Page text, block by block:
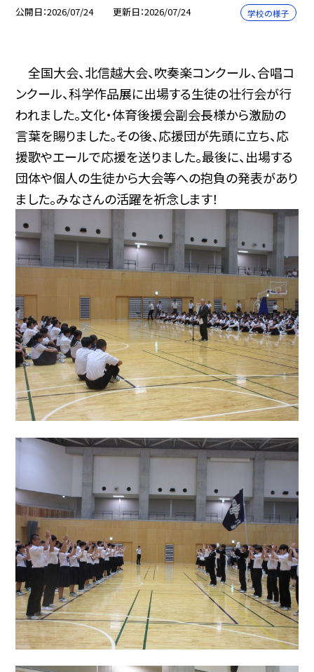
公開日 2026/07/24 更新日 2026/07/24 学校の様子
全国大会、北信越大会、吹奏楽コンクール、合唱コ
ンクール、科学作品展に出場する生徒の壮行会が行
われました。文化・体育後援会副会長様から激励の
言葉を賜りました。その後、応援団が先頭に立ち、応
援歌やエールで応援を送りました。最後に、出場する
団体や個人の生徒から大会等への抱負の発表があり
ました。みなさんの活躍を祈念します！